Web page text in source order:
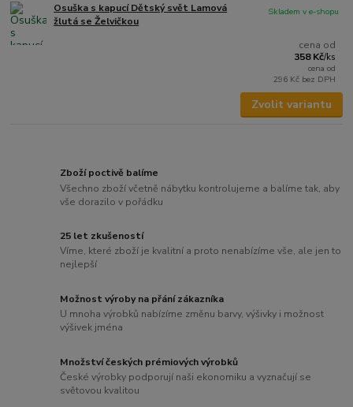
Osuška s kapucí Dětský svět Lamová
žlutá se Želvičkou
cena od
358 Kč/ks
cena od
296 Kč bez DPH
Skladem v e-shopu
Zvolit variantu
Zboží poctivě balíme
Všechno zboží včetně nábytku kontrolujeme a balíme tak, aby
vše dorazilo v pořádku
25 let zkušeností
Víme, které zboží je kvalitní a proto nenabízíme vše, ale jen to
nejlepší
Možnost výroby na přání zákazníka
U mnoha výrobků nabízíme změnu barvy, výšivky i možnost
výšivek jména
Množství českých prémiových výrobků
České výrobky podporují naši ekonomiku a vyznačují se
světovou kvalitou